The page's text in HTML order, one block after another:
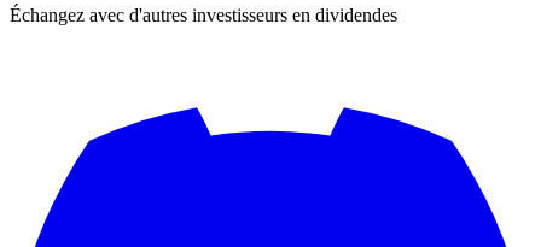
Échangez avec d'autres investisseurs en dividendes